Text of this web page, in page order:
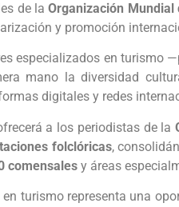
de laOrganización Mundial
y promoción
especializados en turismo
mano la diversidad
digitales y redes
a los periodistas de la
folclóricas,
comensales y áreas
turismo representa una